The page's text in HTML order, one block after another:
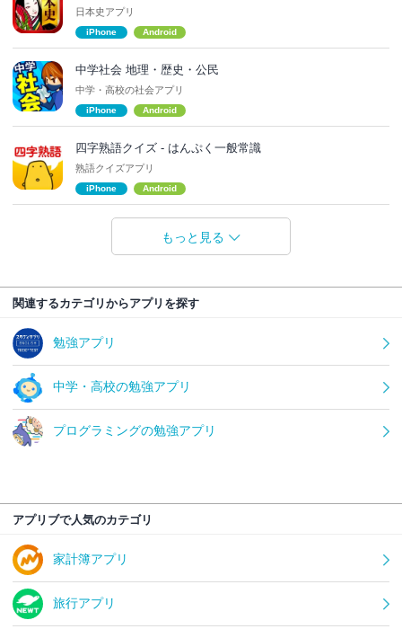
日本史アプリ
iPhone Android
中学社会 地理・歴史・公民
中学・高校の社会アプリ
iPhone Android
四字熟語クイズ - はんぷく一般常識
熟語クイズアプリ
iPhone Android
もっと見る
関連するカテゴリからアプリを探す
勉強アプリ
中学・高校の勉強アプリ
プログラミングの勉強アプリ
アプリブで人気のカテゴリ
家計簿アプリ
旅行アプリ